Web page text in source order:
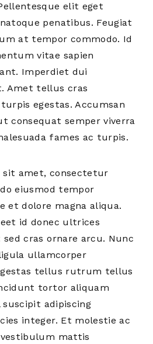
elit eget
penatibus. Feugiat
at tempor commodo. Id
vitae sapien
Imperdiet dui
Amet tellus cras
egestas. Accumsan
consequat semper viverra
fames ac turpis.
sit amet, consectetur
eiusmod tempor
et dolore magna aliqua.
id donec ultrices
cras ornare arcu. Nunc
ullamcorper
tellus rutrum tellus
tortor aliquam
adipiscing
integer. Et molestie ac
mattis